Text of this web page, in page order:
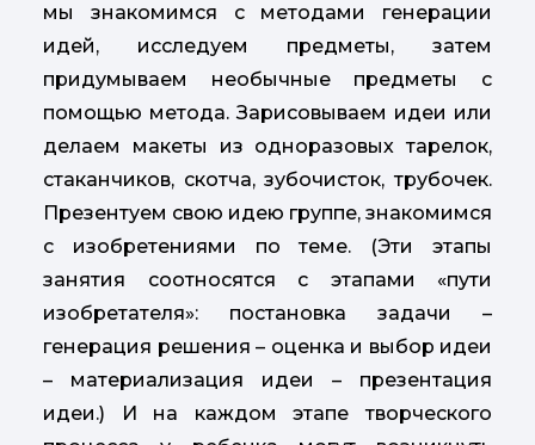
мы знакомимся с методами генерации
идей, исследуем предметы, затем
придумываем необычные предметы с
помощью метода. Зарисовываем идеи или
делаем макеты из одноразовых тарелок,
стаканчиков, скотча, зубочисток, трубочек.
Презентуем свою идею группе, знакомимся
с изобретениями по теме. (Эти этапы
занятия соотносятся с этапами «пути
изобретателя»: постановка задачи –
генерация решения – оценка и выбор идеи
– материализация идеи – презентация
идеи.) И на каждом этапе творческого